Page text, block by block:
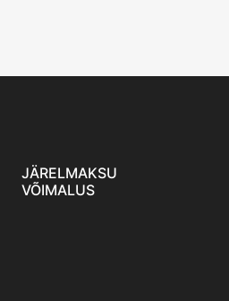
JÄRELMAKSU
VÕIMALUS